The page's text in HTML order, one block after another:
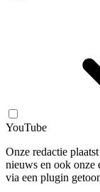
YouTube
Onze redactie
nieuws en ook onze
via een plugin